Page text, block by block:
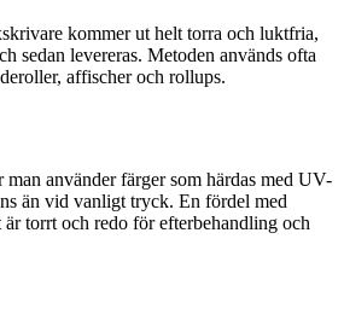
kommer ut helt torra och luktfria,
sedan levereras. Metoden används ofta
affischer och rollups.
använder färger som härdas med UV-
än vid vanligt tryck. En fördel med
torrt och redo för efterbehandling och